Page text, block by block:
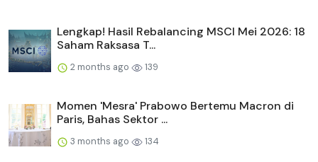
Lengkap! Hasil Rebalancing MSCI Mei 2026: 18
Saham Raksasa T...
2 months ago 139
Momen 'Mesra' Prabowo Bertemu Macron di
Paris, Bahas Sektor ...
3 months ago 134